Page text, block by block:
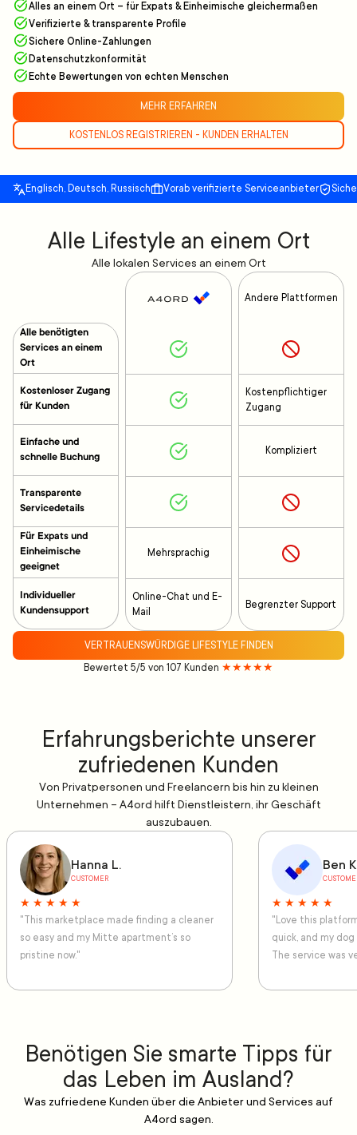
Alles an einem Ort – für Expats & Einheimische gleichermaßen
Verifizierte & transparente Profile
Sichere Online-Zahlungen
Datenschutzkonformität
Echte Bewertungen von echten Menschen
MEHR ERFAHREN
KOSTENLOS REGISTRIEREN - KUNDEN ERHALTEN
Englisch, Deutsch, Russisch Vorab verifizierte Serviceanbieter
Alle Lifestyle an einem Ort
Alle lokalen Services an einem Ort
Alle benötigten
Services an einem
Ort
Kostenloser Zugang
für Kunden
Einfache und
schnelle Buchung
Transparente
Servicedetails
Für Expats und
Einheimische
geeignet
Individueller
Kundensupport
Mehrsprachig
Online-Chat und E-
Mail
Andere Plattformen
Kostenpflichtiger
Zugang
Kompliziert
Begrenzter Support
VERTRAUENSWÜRDIGE LIFESTYLE FINDEN
Bewertet 5/5 von 107 Kunden ★★★★★
Erfahrungsberichte unserer
zufriedenen Kunden
Von Privatpersonen und Freelancern bis hin zu kleinen
Unternehmen – A4ord hilft Dienstleistern, ihr Geschäft
auszubauen.
Hanna L.
CUSTOMER
★ ★ ★ ★ ★
"This marketplace made finding a cleaner
so easy and my Mitte apartment’s so
pristine now."
Ben
★ ★ ★ ★ ★
"Love this
quick, and my
The service was
Benötigen Sie smarte Tipps für
das Leben im Ausland?
Was zufriedene Kunden über die Anbieter und Services auf
A4ord sagen.